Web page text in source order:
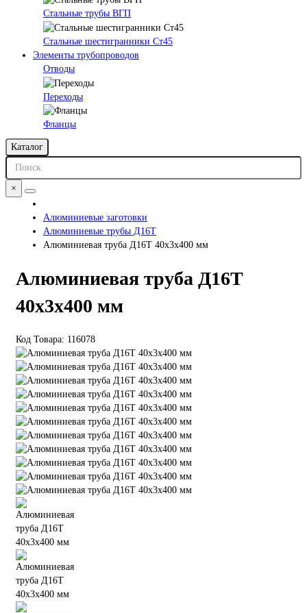
Стальные трубы ВГП
Стальные шестигранники Ст45
Элементы трубопроводов
Отводы
Переходы
Фланцы
Каталог
×
Алюминиевые заготовки
Алюминиевые трубы Д16Т
Алюминиевая труба Д16Т 40х3х400 мм
Алюминиевая труба Д16Т
40х3х400 мм
Код Товара: 116078